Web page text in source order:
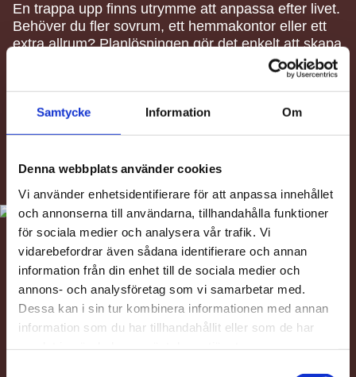
Samtycke Information Om
Denna webbplats använder cookies
Vi använder enhetsidentifierare för att anpassa innehållet
och annonserna till användarna, tillhandahålla funktioner
för sociala medier och analysera vår trafik. Vi
vidarebefordrar även sådana identifierare och annan
information från din enhet till de sociala medier och
annons- och analysföretag som vi samarbetar med.
Dessa kan i sin tur kombinera informationen med annan
information som du har tillhandahållit eller som de har
En trappa upp finns utrymme att anpassa efter livet.
Behöver du fler sovrum, ett hemmakontor eller ett
extra allrum? Planlösningen gör det enkelt att skapa
ett hem som fungerar både idag och när behoven
Pergolan vid entrén, burspråket med sittplats och
du får tryggheten och enkelheten i en bostadsrätt.
Enplanshus med mer rymd
än du tror
Enplanshusen är skapade för dig som vill bo
bekvämt och lättskött utan att kompromissa med
rymd eller kvalitet. Här samsas smart planerade